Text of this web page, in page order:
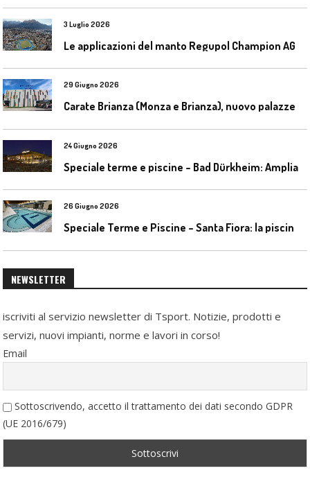
3 Luglio 2026
29 Giugno 2026
24 Giugno 2026
26 Giugno 2026
NEWSLETTER
iscriviti al servizio newsletter di Tsport. Notizie, prodotti e
servizi, nuovi impianti, norme e lavori in corso!
Email
Sottoscrivendo, accetto il trattamento dei dati secondo GDPR
(UE 2016/679)